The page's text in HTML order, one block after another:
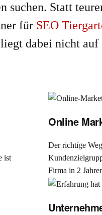
Statt
für SEO
dabei nicht
ist
Online
Der richtige
Firma in 2